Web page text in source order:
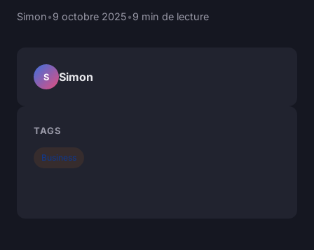
Simon•9 octobre 2025•9 min de lecture
S Simon
TAGS
Business